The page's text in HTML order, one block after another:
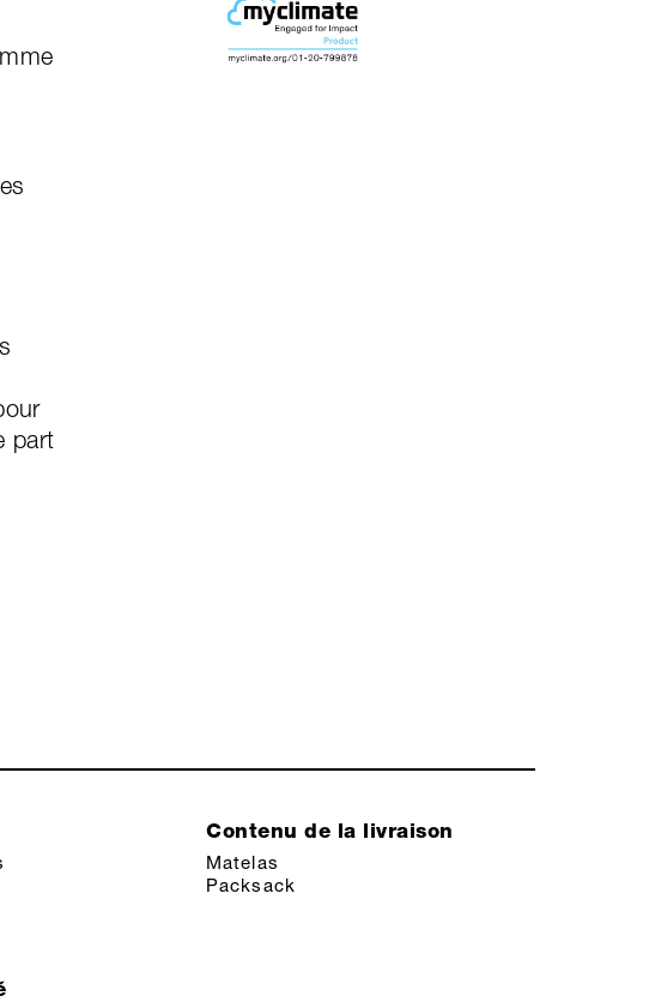
part
Contenu de la livraison
Matelas
Packsack